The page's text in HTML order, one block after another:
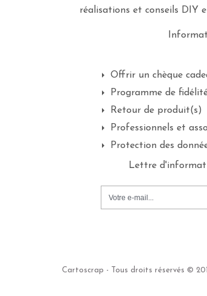
réalisations et conseils DIY
Offrir un chèque
Programme de
Retour de produit(s)
Professionnels et
Protection des
Lettre
Cartoscrap - Tous droits réservés ©